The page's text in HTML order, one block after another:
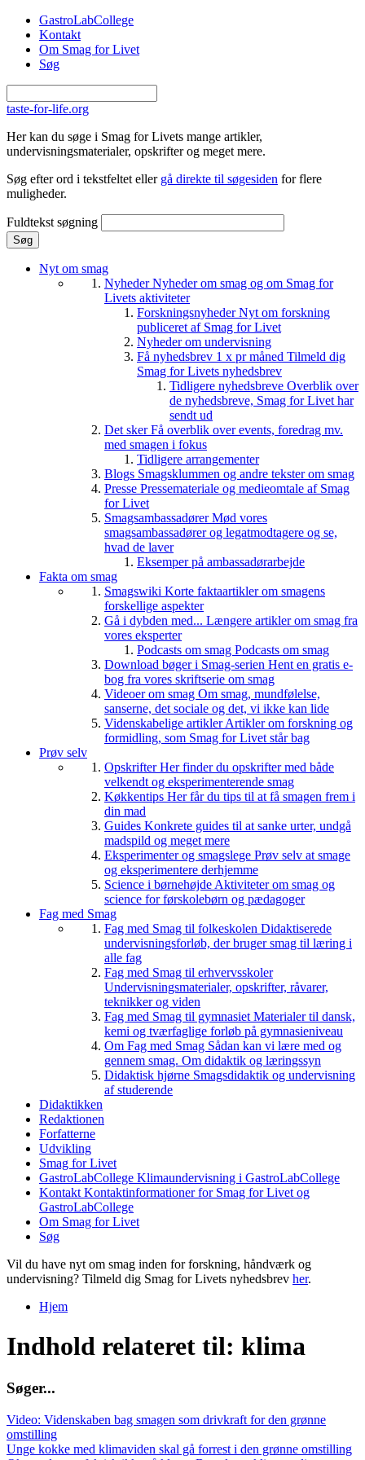
Gå til hovedindhold
GastroLabCollege
Kontakt
Om Smag for Livet
Søg
taste-for-life.org
Her kan du søge i Smag for Livets mange artikler,
undervisningsmaterialer, opskrifter og meget mere.
Søg efter ord i tekstfeltet eller gå direkte til søgesiden for flere
muligheder.
Fuldtekst søgning
Nyt om smag
NyhederNyheder om smag og om Smag for
Livets aktiviteter
ForskningsnyhederNyt om forskning
publiceret af Smag for Livet
Nyheder om undervisning
Få nyhedsbrev 1 x pr måned Tilmeld dig
Smag for Livets nyhedsbrev
Tidligere nyhedsbreve Overblik over
de nyhedsbreve, Smag for Livet har
sendt ud
Det skerFå overblik over events, foredrag mv.
med smagen i fokus
Tidligere arrangementer
Blogs Smagsklummen og andre tekster om smag
Presse Pressemateriale og medieomtale af Smag
for Livet
SmagsambassadørerMød vores
smagsambassadører og legatmodtagere og se,
hvad de laver
Eksemper på ambassadørarbejde
Fakta om smag
Smagswiki Korte faktaartikler om smagens
forskellige aspekter
Gå i dybden med... Længere artikler om smag fra
vores eksperter
Podcasts om smag Podcasts om smag
Download bøger i Smag-serien Hent en gratis e-
bog fra vores skriftserie om smag
Videoer om smag Om smag, mundfølelse,
sanserne, det sociale og det, vi ikke kan lide
Videnskabelige artiklerArtikler om forskning og
formidling, som Smag for Livet står bag
Prøv selv
OpskrifterHer finder du opskrifter med både
velkendt og eksperimenterende smag
Køkkentips Her får du tips til at få smagen frem i
din mad
Guides Konkrete guides til at sanke urter, undgå
madspild og meget mere
Eksperimenter og smagslege Prøv selv at smage
og eksperimentere derhjemme
Science i børnehøjde Aktiviteter om smag og
science for førskolebørn og pædagoger
Fag med Smag
Fag med Smag til folkeskolen Didaktiserede
undervisningsforløb, der bruger smag til læring i
alle fag
Fag med Smag til erhvervsskoler
Undervisningsmaterialer, opskrifter, råvarer,
teknikker og viden
Fag med Smag til gymnasiet Materialer til dansk,
kemi og tværfaglige forløb på gymnasieniveau
Om Fag med Smag Sådan kan vi lære med og
gennem smag. Om didaktik og læringssyn
Didaktisk hjørne Smagsdidaktik og undervisning
af studerende
Didaktikken
Redaktionen
Forfatterne
Udvikling
Smag for Livet
GastroLabCollege Klimaundervisning i GastroLabCollege
Kontakt Kontaktinformationer for Smag for Livet og
GastroLabCollege
Om Smag for Livet
Søg
Vil du have nyt om smag inden for forskning, håndværk og
undervisning? Tilmeld dig Smag for Livets nyhedsbrev her.
Hjem
Indhold relateret til: klima
Søger...
Video: Videnskaben bag smagen som drivkraft for den grønne
omstilling
Unge kokke med klimaviden skal gå forrest i den grønne omstilling